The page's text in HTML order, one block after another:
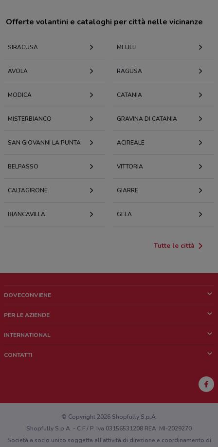
Offerte volantini e cataloghi per città nelle vicinanze
SIRACUSA MELILLI
AVOLA RAGUSA
MODICA CATANIA
MISTERBIANCO GRAVINA DI CATANIA
SAN GIOVANNI LA PUNTA ACIREALE
BELPASSO VITTORIA
CALTAGIRONE GIARRE
BIANCAVILLA GELA
Tutte le città
DOVECONVIENE
Chi siamo
Lavora con noi
PER LE AZIENDE
Richieste commerciali e marketing
INTERNATIONAL
CONTATTI
Hai un malfunzionamento sul web o sull'app?
© Copyright 2026 Shopfully S.p.A.
Shopfully S.p.A. - C.F / P. Iva 03156531208 REA: MI-2029270
Società a socio unico soggetta all’attività di direzione e coordinamento di